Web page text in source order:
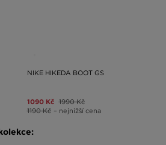
NIKE HIKEDA BOOT GS
1090 Kč 1990 Kč
1190 Kč – nejnižší cena